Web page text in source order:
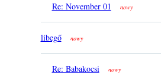
Re: November 01 nowy
libegő nowy
Re: Babakocsi nowy